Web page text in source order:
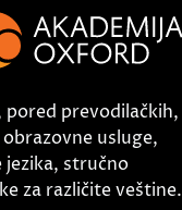
prevodilačkih,
usluge,
jezika, stručno
za različite veštine.